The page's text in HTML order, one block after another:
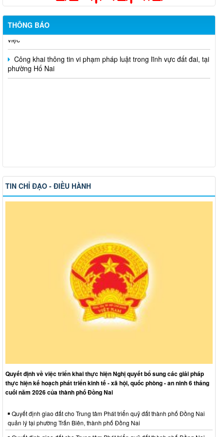
THÔNG BÁO
Hỗ trợ đăng tải thông tin hợp nhất, thay đổi địa chỉ trụ sở làm
việc
Công khai thông tin vi phạm pháp luật trong lĩnh vực đất đai, tại
phường Hố Nai
TIN CHỈ ĐẠO - ĐIỀU HÀNH
Quyết định về việc triển khai thực hiện Nghị quyết bổ sung các giải pháp
thực hiện kế hoạch phát triển kinh tế - xã hội, quốc phòng - an ninh 6 tháng
cuối năm 2026 của thành phố Đồng Nai
Quyết định giao đất cho Trung tâm Phát triển quỹ đất thành phố Đồng Nai
quản lý tại phường Trấn Biên, thành phố Đồng Nai